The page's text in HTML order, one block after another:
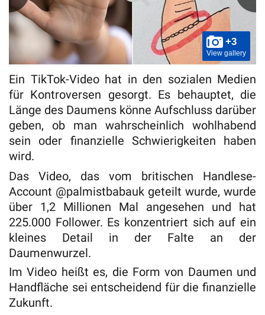
+3
View gallery
Ein TikTok-Video hat in den sozialen Medien
für Kontroversen gesorgt. Es behauptet, die
Länge des Daumens könne Aufschluss darüber
geben, ob man wahrscheinlich wohlhabend
sein oder finanzielle Schwierigkeiten haben
wird.
Das Video, das vom britischen Handlese-
Account @palmistbabauk geteilt wurde, wurde
über 1,2 Millionen Mal angesehen und hat
225.000 Follower. Es konzentriert sich auf ein
kleines Detail in der Falte an der
Daumenwurzel.
Im Video heißt es, die Form von Daumen und
Handfläche sei entscheidend für die finanzielle
Zukunft.